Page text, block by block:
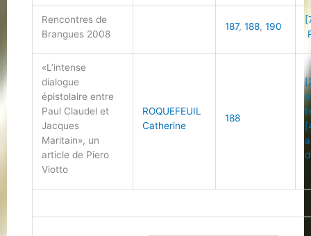
Rencontres de
Brangues 2008
187,188,190
«L’intense
dialogue
épistolaire entre
Paul Claudel et
Jacques
Maritain», un
article de Piero
Viotto
ROQUEFEUIL
Catherine
188